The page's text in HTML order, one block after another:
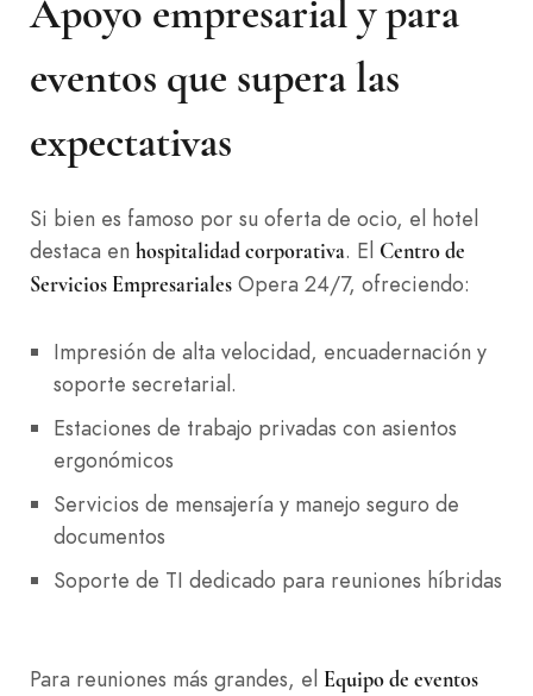
Apoyo empresarial y para
eventos que supera las
expectativas
Si bien es famoso por su oferta de ocio, el hotel
destaca en hospitalidad corporativa. El Centro de
Servicios Empresariales Opera 24/7, ofreciendo:
Impresión de alta velocidad, encuadernación y
soporte secretarial.
Estaciones de trabajo privadas con asientos
ergonómicos
Servicios de mensajería y manejo seguro de
documentos
Soporte de TI dedicado para reuniones híbridas
Para reuniones más grandes, el Equipo de eventos